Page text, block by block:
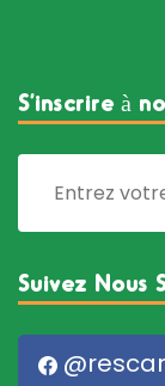
S’inscrire à
Suivez Nous